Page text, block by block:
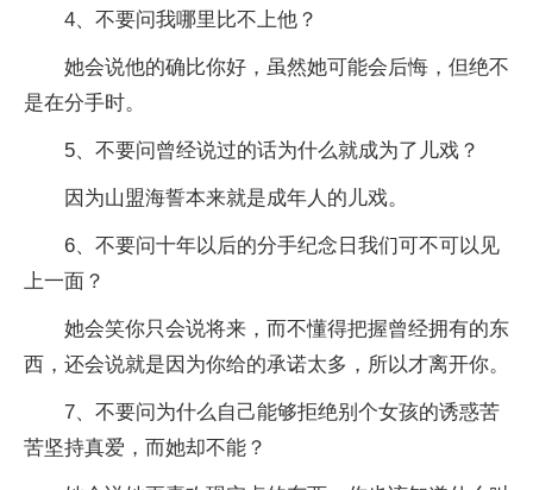
4、不要问我哪里比不上他？
她会说他的确比你好，虽然她可能会后悔，但绝不
是在分手时。
5、不要问曾经说过的话为什么就成为了儿戏？
因为山盟海誓本来就是成年人的儿戏。
6、不要问十年以后的分手纪念日我们可不可以见
上一面？
她会笑你只会说将来，而不懂得把握曾经拥有的东
西，还会说就是因为你给的承诺太多，所以才离开你。
7、不要问为什么自己能够拒绝别个女孩的诱惑苦
苦坚持真爱，而她却不能？